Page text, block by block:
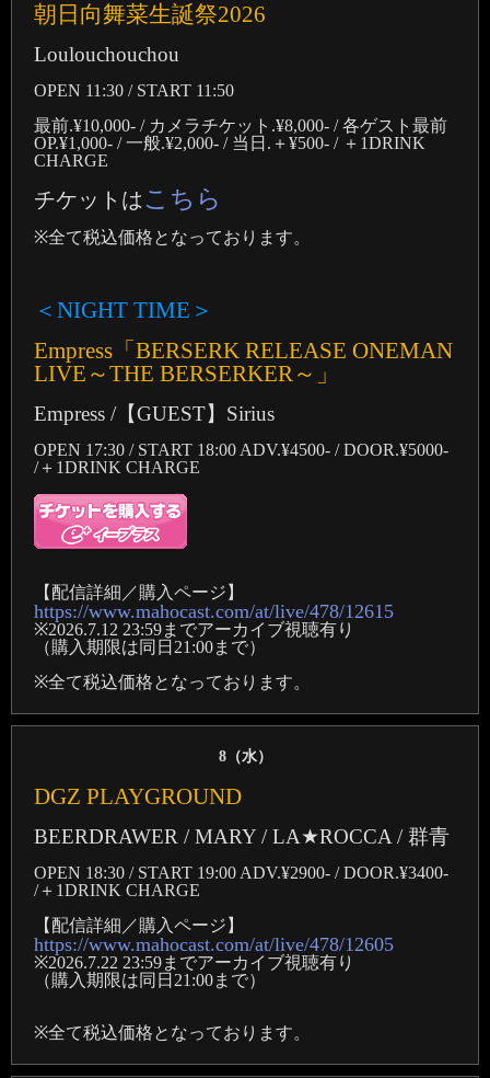
朝日向舞菜生誕祭2026
Loulouchouchou
OPEN 11:30 / START 11:50
最前.¥10,000- / カメラチケット.¥8,000- / 各ゲスト最前
OP.¥1,000- / 一般.¥2,000- / 当日.＋¥500- / ＋1DRINK
CHARGE
チケットはこちら
※全て税込価格となっております。
＜NIGHT TIME＞
Empress「BERSERK RELEASE ONEMAN
LIVE～THE BERSERKER～」
Empress /【GUEST】Sirius
OPEN 17:30 / START 18:00 ADV.¥4500- / DOOR.¥5000-
/＋1DRINK CHARGE
【配信詳細／購入ページ】
https://www.mahocast.com/at/live/478/12615
※2026.7.12 23:59までアーカイブ視聴有り
（購入期限は同日21:00まで）
※全て税込価格となっております。
8（水）
DGZ PLAYGROUND
BEERDRAWER / MARY / LA★ROCCA / 群青
OPEN 18:30 / START 19:00 ADV.¥2900- / DOOR.¥3400-
/＋1DRINK CHARGE
【配信詳細／購入ページ】
https://www.mahocast.com/at/live/478/12605
※2026.7.22 23:59までアーカイブ視聴有り
（購入期限は同日21:00まで）
※全て税込価格となっております。